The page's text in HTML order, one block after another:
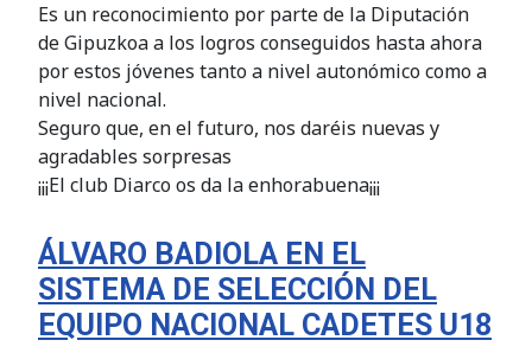
Es un reconocimiento por parte de la Diputación
de Gipuzkoa a los logros conseguidos hasta ahora
por estos jóvenes tanto a nivel autonómico como a
nivel nacional.
Seguro que, en el futuro, nos daréis nuevas y
agradables sorpresas
¡¡¡El club Diarco os da la enhorabuena¡¡¡
ÁLVARO BADIOLA EN EL
SISTEMA DE SELECCIÓN DEL
EQUIPO NACIONAL CADETES U18